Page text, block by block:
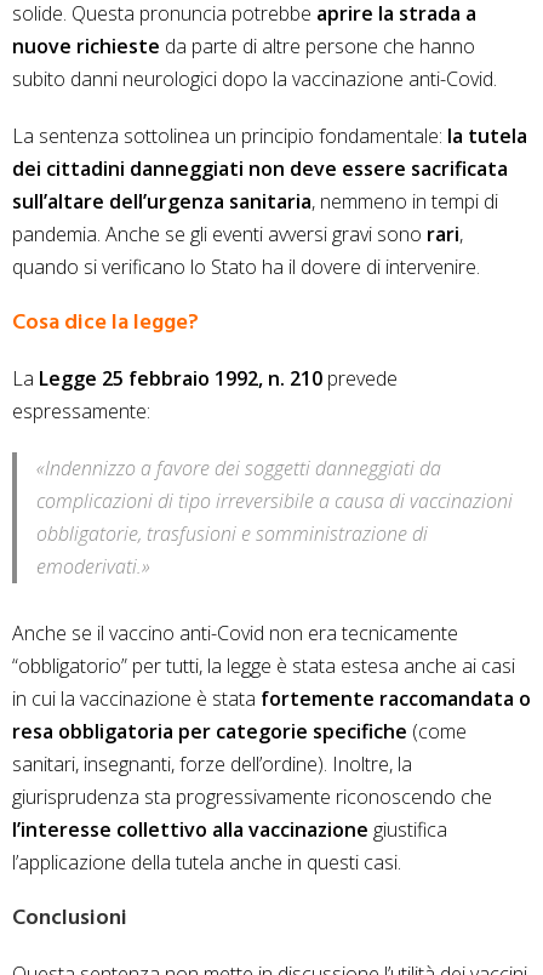
solide. Questa pronuncia potrebbe aprire la strada a
nuove richieste da parte di altre persone che hanno
subito danni neurologici dopo la vaccinazione anti-Covid.
La sentenza sottolinea un principio fondamentale: la tutela
dei cittadini danneggiati non deve essere sacrificata
sull’altare dell’urgenza sanitaria, nemmeno in tempi di
pandemia. Anche se gli eventi avversi gravi sono rari,
quando si verificano lo Stato ha il dovere di intervenire.
Cosa dice la legge?
La Legge 25 febbraio 1992, n. 210 prevede
espressamente:
«Indennizzo a favore dei soggetti danneggiati da
complicazioni di tipo irreversibile a causa di vaccinazioni
obbligatorie, trasfusioni e somministrazione di
emoderivati.»
Anche se il vaccino anti-Covid non era tecnicamente
“obbligatorio” per tutti, la legge è stata estesa anche ai casi
in cui la vaccinazione è stata fortemente raccomandata o
resa obbligatoria per categorie specifiche (come
sanitari, insegnanti, forze dell’ordine). Inoltre, la
giurisprudenza sta progressivamente riconoscendo che
l’interesse collettivo alla vaccinazione giustifica
l’applicazione della tutela anche in questi casi.
Conclusioni